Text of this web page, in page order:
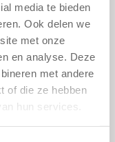
media te bieden
Ook delen we
met onze
en analyse. Deze
met andere
of die ze hebben
hun services.
62-66